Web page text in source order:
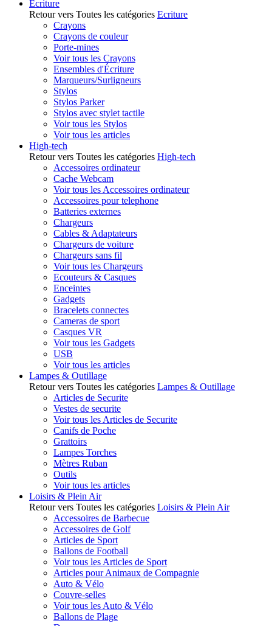
Ecriture
Retour vers Toutes les catégories Ecriture
Crayons
Crayons de couleur
Porte-mines
Voir tous les Crayons
Ensembles d'Écriture
Marqueurs/Surligneurs
Stylos
Stylos Parker
Stylos avec stylet tactile
Voir tous les Stylos
Voir tous les articles
High-tech
Retour vers Toutes les catégories High-tech
Accessoires ordinateur
Cache Webcam
Voir tous les Accessoires ordinateur
Accessoires pour telephone
Batteries externes
Chargeurs
Cables & Adaptateurs
Chargeurs de voiture
Chargeurs sans fil
Voir tous les Chargeurs
Ecouteurs & Casques
Enceintes
Gadgets
Bracelets connectes
Cameras de sport
Casques VR
Voir tous les Gadgets
USB
Voir tous les articles
Lampes & Outillage
Retour vers Toutes les catégories Lampes & Outillage
Articles de Securite
Vestes de securite
Voir tous les Articles de Securite
Canifs de Poche
Grattoirs
Lampes Torches
Mètres Ruban
Outils
Voir tous les articles
Loisirs & Plein Air
Retour vers Toutes les catégories Loisirs & Plein Air
Accessoires de Barbecue
Accessoires de Golf
Articles de Sport
Ballons de Football
Voir tous les Articles de Sport
Articles pour Animaux de Compagnie
Auto & Vélo
Couvre-selles
Voir tous les Auto & Vélo
Ballons de Plage